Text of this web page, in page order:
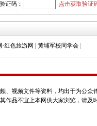
码： 点击获取验证
-红色旅游网 黄埔军校同学会
、视频文件等资料，均出于为公众
作品不宜上本网供大家浏览，请及